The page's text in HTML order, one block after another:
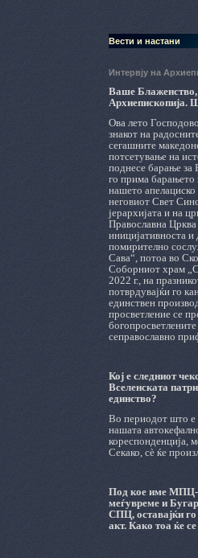
Вести и настани
Интервју на
Ваше Блаженство,
Архиепископија.
Ова лето
знакот на
сегашните
потсетување на
поднесе барање за
го прима
нашето апелациско
неговиот Свет
јерархијата и на
Православна
иницијативноста и
помирително
Сава“, потоа во
Соборниот храм
2022 г., на
потврдувајќи го
единствен
просветление се
сеправославно
Кој е следниот
Вселенската
единство?
Во периодот што е
нашата
кореспонденција,
Секако, сè ќе
Под кое име МПЦ-
меѓувреме и
СПЦ, оставајќи
акт. Како тоа ќе